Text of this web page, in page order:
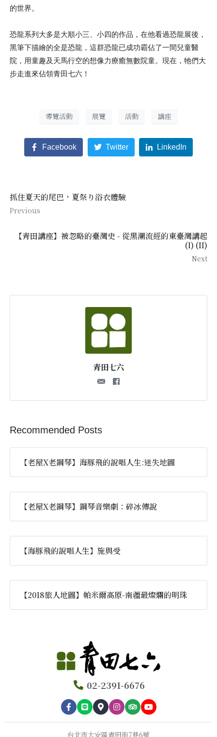
的世界。
恐龍系列大多是大順小三、小四的作品，在他看過恐龍展後，
黑筆下描繪的全是恐龍，這群恐龍已成功霸佔了一間兒童醫
院，用童趣及天馬行空的想像力療癒無數院童。現在，牠們大
步走進來佔領青田七六！
導覽活動 展覽 活動 講座
Facebook Twitter LinkedIn
抓住夏天的尾巴，夏祭り浴衣體驗
Previous
【青田講座】被忽略的臺灣史 - 從黑潮流經的東臺灣講起
(I) (II)
Next
青田七六
Recommended Posts
【老屋X老鋼琴】海豚飛的說唱人生:迷失地圖
【老屋X老鋼琴】鋼琴音樂劇：碎冰傳說
【海豚飛的說唱人生】施與受
【2018旅人地圖】帕米爾高原-南疆最燦爛的明珠
02-2391-6676
台北市大安區青田街7巷6號